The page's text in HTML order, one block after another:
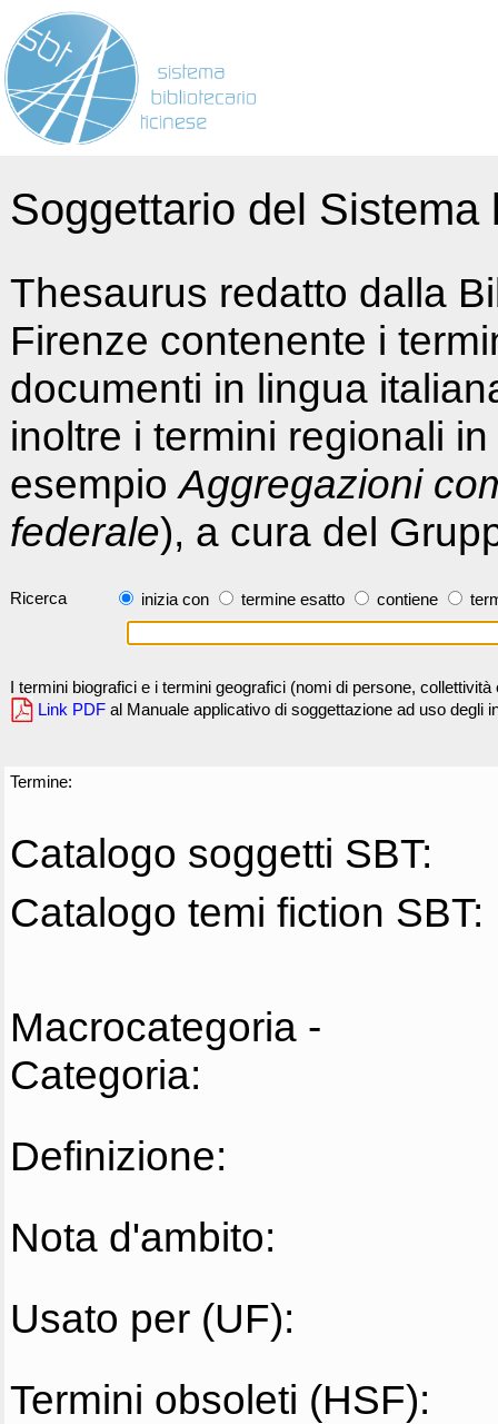
Soggettario del
Thesaurus redatto dalla
Firenze contenente i
documenti in lingua
inoltre i termini regionali
esempioAggregazioni
federale), a cura del
Ricerca inizia con termine esatto contiene
I termini biografici e i termini geografici (nomi di persone,
Link PDF al Manuale applicativo di soggettazione ad uso degli
Termine:
Catalogo soggetti SBT:
Catalogo temi fiction SBT:
Macrocategoria -
Categoria:
Definizione:
Nota d'ambito:
Usato per (UF):
Termini obsoleti (HSF):